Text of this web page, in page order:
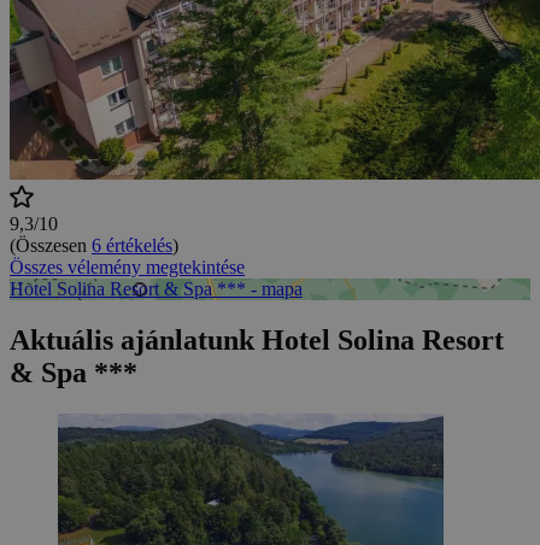
9,3/10
(Összesen 6 értékelés)
Összes vélemény megtekintése
Hotel Solina Resort & Spa *** - mapa
Aktuális ajánlatunk Hotel Solina Resort
& Spa ***